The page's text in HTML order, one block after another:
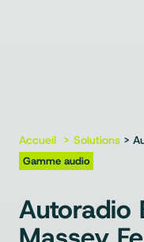
Accueil Solutions >
Gamme audio
Autoradio